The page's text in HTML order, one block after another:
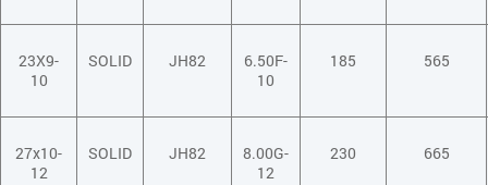
23X9-
10
SOLID JH82
6.50F-
10
185 565
27x10-
12
SOLID JH82
8.00G-
12
230 665